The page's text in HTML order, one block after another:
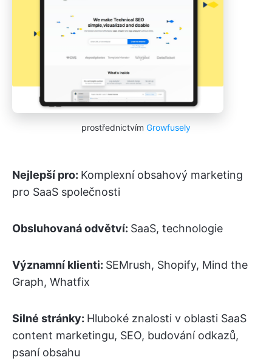
prostřednictvím Growfusely
Nejlepší pro: Komplexní obsahový marketing
pro SaaS společnosti
Obsluhovaná odvětví: SaaS, technologie
Významní klienti: SEMrush, Shopify, Mind the
Graph, Whatfix
Silné stránky: Hluboké znalosti v oblasti SaaS
content marketingu, SEO, budování odkazů,
psaní obsahu